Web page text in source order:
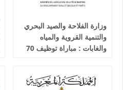
وزارة الفلاحة والصيد البحري
والتنمية القروية والمياه
والغابات : مباراة توظيف 70